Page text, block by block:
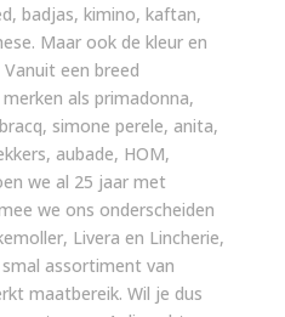
badjas, kimino, kaftan,
Maar ook de kleur en
een breed
als primadonna,
simone perele, anita,
aubade, HOM,
we al 25 jaar met
we ons onderscheiden
Livera en Lincherie,
assortiment van
maatbereik. Wil je dus